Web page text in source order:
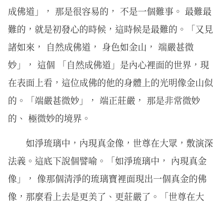
成佛道」， 那是很容易的， 不是一個難事。 最難最
難的，就是初發心的時候，這時候是最難的。「又見
諸如來， 自然成佛道， 身色如金山， 端嚴甚微
妙」， 這個 「自然成佛道」是內心裡面的世界，現
在表面上看，這位成佛的他的身體上的光明像金山似
的。「端嚴甚微妙」， 端正莊嚴， 那是非常微妙
的、 極微妙的境界。
如淨琉璃中，內現真金像，世尊在大眾，敷演深
法義。這底下說個譬喻。「如淨琉璃中， 內現真金
像」， 像那個清淨的琉璃寶裡面現出一個真金的佛
像，那麼看上去是更美了、更莊嚴了。「世尊在大